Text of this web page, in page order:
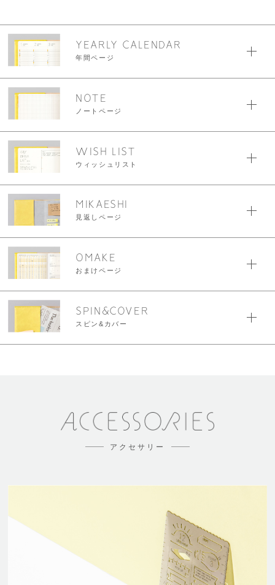
YEARLY CALENDAR
年間ページ
NOTE
ノートページ
WISH LIST
ウィッシュリスト
MIKAESHI
見返しページ
OMAKE
おまけページ
SPIN&COVER
スピン&カバー
アクセサリー